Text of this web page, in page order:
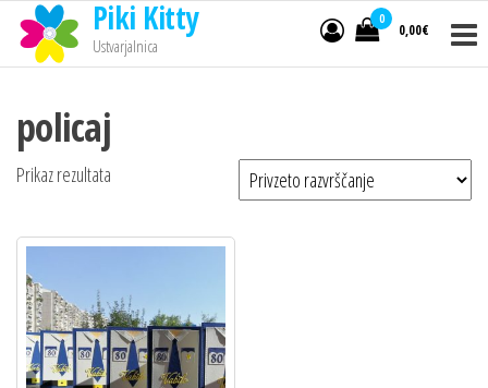
0
0,00€
Piki Kitty
Ustvarjalnica
policaj
Prikaz rezultata